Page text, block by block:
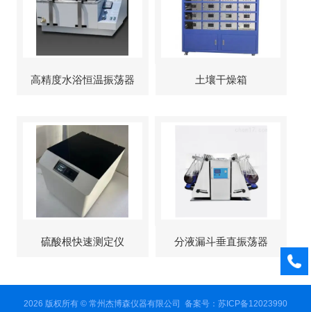
高精度水浴恒温振荡器 土壤干燥箱
硫酸根快速测定仪 分液漏斗垂直振荡器
2026 版权所有 © 常州杰博森仪器有限公司 备案号：苏ICP备12023990